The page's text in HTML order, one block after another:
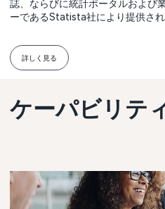
誌、ならびに統計ポータルおよび
ーであるStatista社により提供され
詳しく見る
ケーパビリテ